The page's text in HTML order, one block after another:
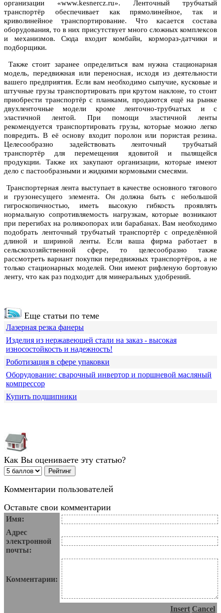
организации «www.kesnercz.ru». Ленточный трубчатый
транспортёр обеспечивает как прямолинейное, так и
криволинейное транспортирование. Что касается состава
оборудования, то в них присутствует много сложных комплексов
и механизмов. Сюда входит комбайн, кормораз-датчики и
подборщики.
Также стоит заранее определиться вам нужна стационарная
модель, передвижная или переносная, исходя из деятельности
вашего предприятия. Если вам необходимо сыпучие, кусковые и
штучные грузы транспортировать при крутом наклоне, то стоит
приобрести транспортёр с планками, продаются ещё на рынке
двухленточные модели кроме ленточно-трубчатых и с
эластичной лентой. При помощи эластичной ленты
рекомендуется транспортировать грузы, которые можно легко
повредить. В её основу входит поролон или пористая резина.
Целесообразно задействовать ленточный трубчатый
транспортёр для перемещения ядовитой и пылящейся
продукции. Также их закупают организации, которые имеют
дело с пастообразными и жидкими кормовыми смесями.
Транспортерная лента выступает в качестве основного тягового
и грузонесущего элемента. Он должна быть с небольшой
гигроскопичностью, иметь высокую гибкость проявлять
нормальную сопротивляемость нагрузкам, которые возникают
при перегибах на роликоопорах или барабанах. Вам необходимо
подобрать ленточный трубчатый транспортёр с определённой
длиной и шириной ленты. Если ваша фирма работает в
сельскохозяйственной сфере, то целесообразно также
рассмотреть вариант покупки передвижных транспортёров, а не
только стационарных моделей. Они имеют рифленую бортовую
ленту, что как раз подходит для минеральных удобрений.
Еще статьи по теме
Лазерная резка фанеры
Изделия из нержавеющей стали на заказ - высокая
износостойкость и надежность!
Роботизация в сфере упаковки
Оборудование: сварочный инвертор и поршневой масляный
компрессор
Купить подшипники
Как Вы оцениваете эту статью?
Комментарии пользователей
Оставьте свои комментарии
Имя:
Адрес
электронной
почты:
Комментарии:
Insert Cancel